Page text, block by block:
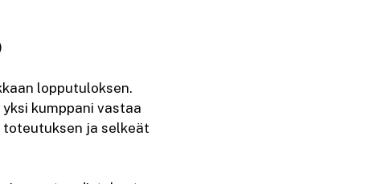
lopputuloksen.
yksi kumppani vastaa
ja selkeät